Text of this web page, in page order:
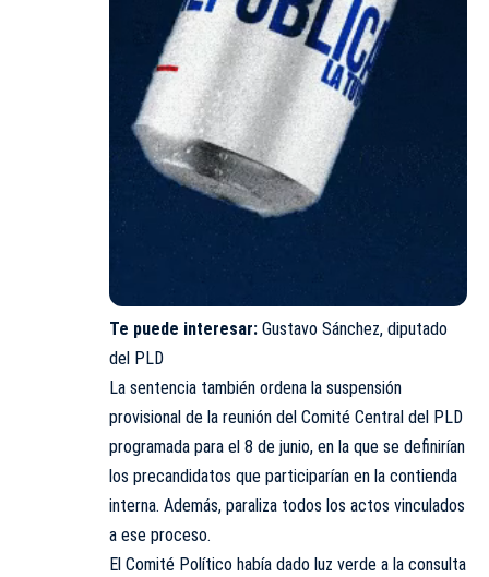
Te puede interesar: Gustavo Sánchez, diputado
del PLD
La sentencia también ordena la suspensión
provisional de la reunión del Comité Central del PLD
programada para el 8 de junio, en la que se definirían
los precandidatos que participarían en la contienda
interna. Además, paraliza todos los actos vinculados
a ese proceso.
El Comité Político había dado luz verde a la consulta